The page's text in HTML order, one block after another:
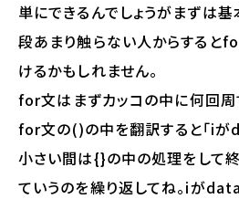
単にできるんでしょうがまずは
段あまり触らない人からすると
けるかもしれません。
for文はまずカッコの中に何回周
for文の()の中を翻訳すると「i
小さい間は{}の中の処理をして
ていうのを繰り返してね。iが